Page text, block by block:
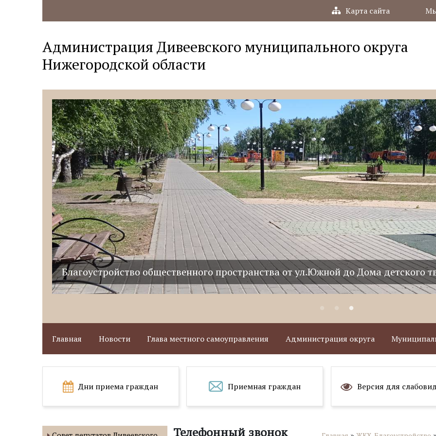
Карта сайта
Администрация Дивеевского муниципального округа
Нижегородской области
Благоустройство общественного пространства от ул.Южной до Дома детского
Главная Новости Глава местного самоуправления Администрация округа
Дни приема граждан Приемная граждан Версия для
Телефонный звонок